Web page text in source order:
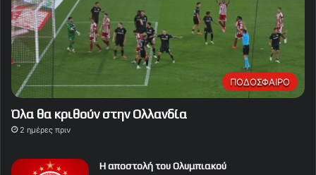
ΠΟΔΟΣΦΑΙΡΟ
Όλα θα κριθούν στην Ολλανδία
2 ημέρες πριν
Η αποστολή του Ολυμπιακού